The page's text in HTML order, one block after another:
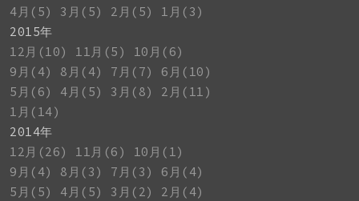
4月(5)
3月(5) 2月(5)
1月(3)
2015年
12月(10)
11月(5)
10月(6)
9月(4)
8月(4) 7月(7)
6月(10)
5月(6)
4月(5) 3月(8)
2月(11)
1月(14)
2014年
12月(26)
11月(6)
10月(1)
9月(4)
8月(3) 7月(3)
6月(4)
5月(5)
4月(5) 3月(2)
2月(4)